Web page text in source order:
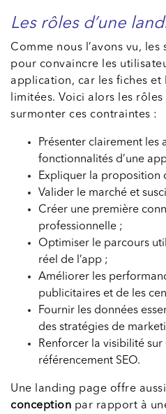
Les rôles d’une
Comme nous l’avons vu,
pour convaincre les
application, car les fiches et
limitées. Voici alors les
surmonter ces contraintes :
Présenter clairement les
fonctionnalités d’une
Expliquer la proposition
Valider le marché et
Créer une première
professionnelle ;
Optimiser le parcours
réel de l’app ;
Améliorer les
publicitaires et de les
Fournir les données
des stratégies de
Renforcer la visibilité
référencement SEO.
Une landing page offre aussi
conception par rapport à